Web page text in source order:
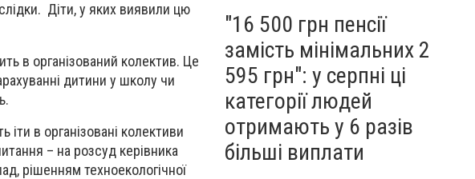
Діти, у яких виявили цю
в організований колектив. Це
дитини у школу чи
в організовані колективи
– на розсуд керівника
рішенням техноекологічної
"16 500 грн пенсії
замість мінімальних 2
595 грн": у серпні ці
категорії людей
отримають у 6 разів
більші виплати